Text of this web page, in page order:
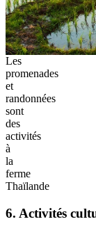
Les
promenades
et
randonnées
sont
des
activités
à
la
ferme
Thaïlande
6. Activités